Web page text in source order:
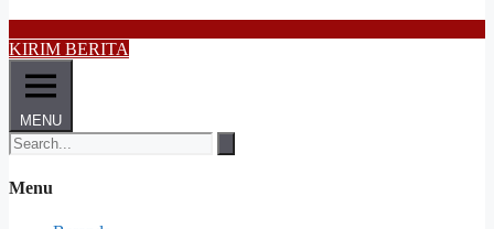
KIRIM BERITA
MENU
Menu